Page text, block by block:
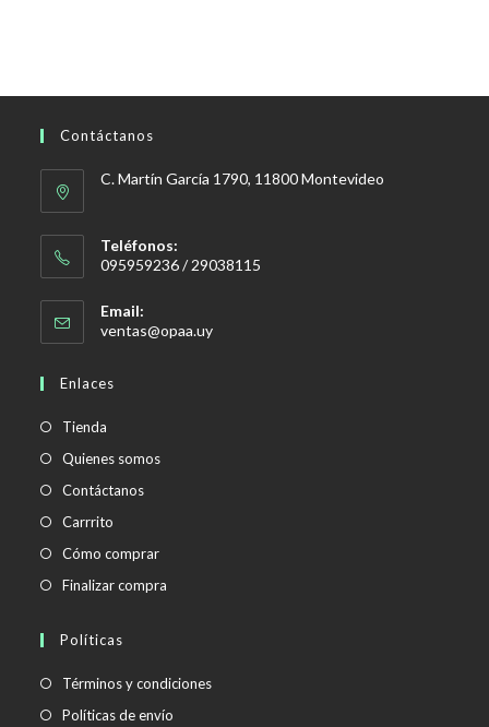
Contáctanos
C. Martín García 1790, 11800 Montevideo
Teléfonos:
095959236 / 29038115
Email:
ventas@opaa.uySe
Enlaces
Tienda
Quienes somos
Contáctanos
Carrrito
Cómo comprar
Finalizar compra
Políticas
Términos y condicionesSe
Políticas de envío